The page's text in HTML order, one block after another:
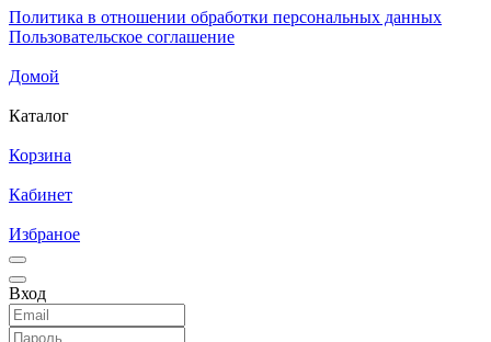
Политика в отношении обработки персональных данных
Пользовательское соглашение
Домой
Каталог
Корзина
Кабинет
Избраное
Вход